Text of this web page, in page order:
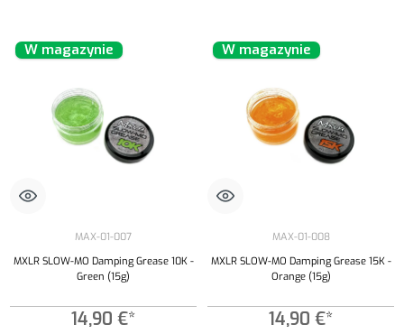
W magazynie
MAX-01-007
MXLR SLOW-MO Damping Grease 10K -
Green (15g)
14,90 €*
W magazynie
MAX-01-008
MXLR SLOW-MO Damping Grease 15K -
Orange (15g)
14,90 €*